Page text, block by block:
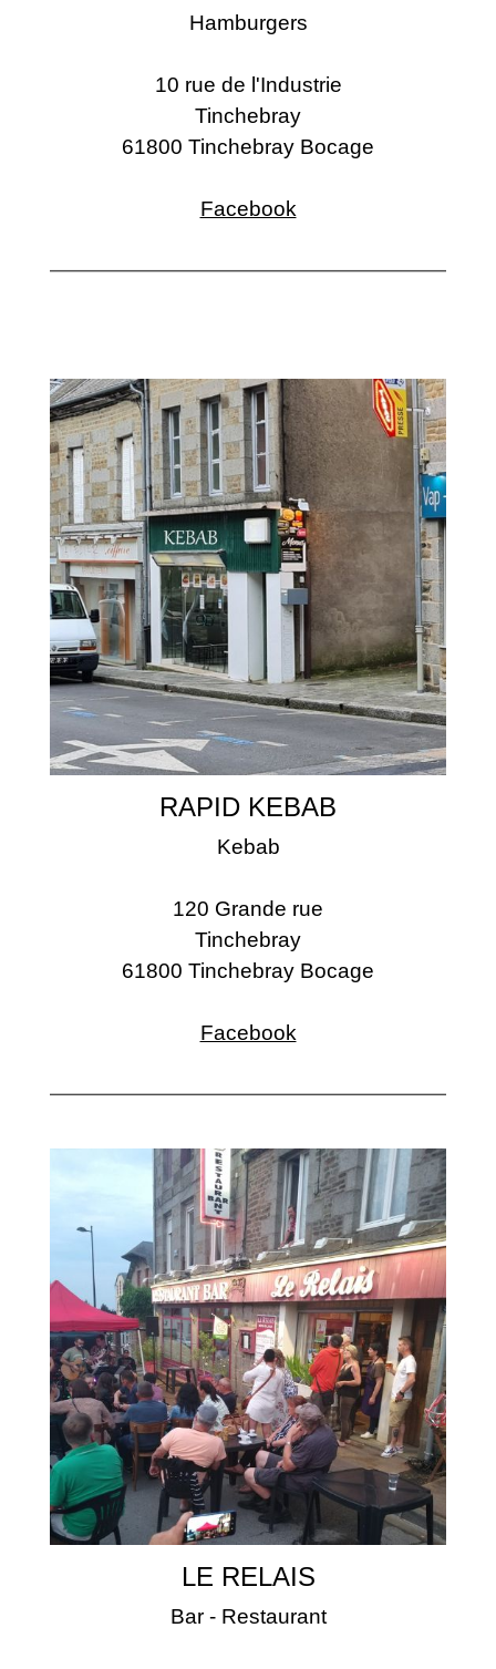
Hamburgers
10 rue de l'Industrie
Tinchebray
61800 Tinchebray Bocage
Facebook
RAPID KEBAB
Kebab
120 Grande rue
Tinchebray
61800 Tinchebray Bocage
Facebook
LE RELAIS
Bar - Restaurant